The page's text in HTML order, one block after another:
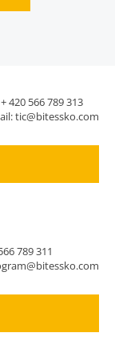
+ 420 566 789 313
tic@bitessko.com
789 311